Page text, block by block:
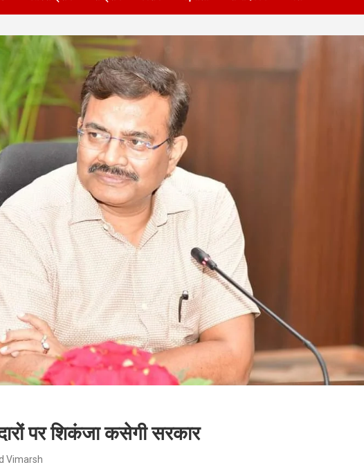
पर शिकंजा कसेगी सरकार
Vimarsh